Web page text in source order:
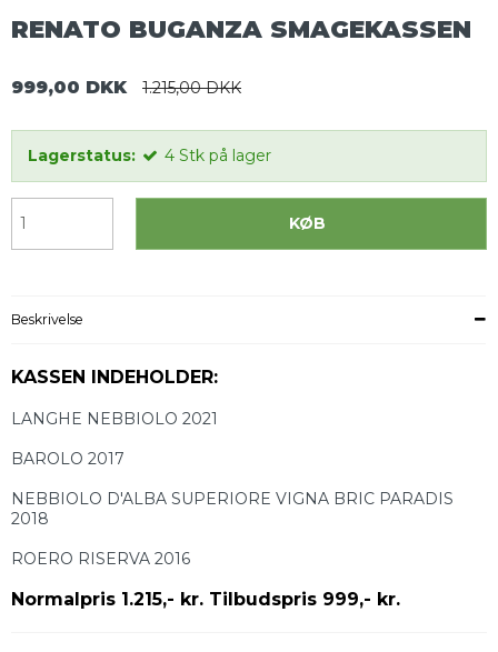
RENATO BUGANZA SMAGEKASSEN
999,00 DKK 1.215,00 DKK
Lagerstatus: 4 Stk på lager
KØB
Beskrivelse
KASSEN INDEHOLDER:
LANGHE NEBBIOLO 2021
BAROLO 2017
NEBBIOLO D'ALBA SUPERIORE VIGNA BRIC PARADIS
2018
ROERO RISERVA 2016
Normalpris 1.215,- kr. Tilbudspris 999,- kr.